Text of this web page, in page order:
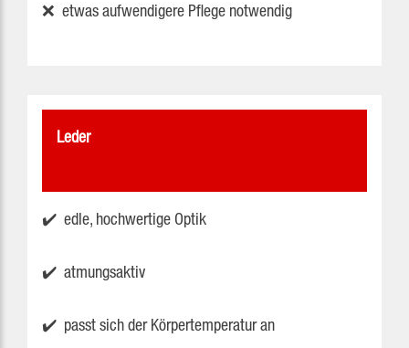
❌ etwas aufwendigere Pflege notwendig
Leder
✔️ edle, hochwertige Optik
✔️ atmungsaktiv
✔️ passt sich der Körpertemperatur an